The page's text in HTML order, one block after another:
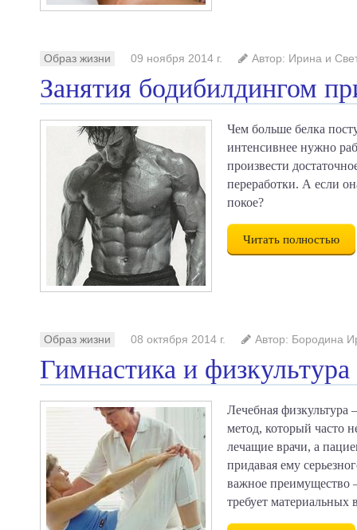
Образ жизни 09 ноября 2014 г. Автор: Ирина и
Занятия бодибилдингом
Чем больше белка
интенсивнее нужно
произвести
переработки. А если
покое?
Читать полностью
Образ жизни 08 октября 2014 г. Автор: Бородина
Гимнастика и
Лечебная физкультура
метод, который часто
лечащие врачи, а
придавая ему
важное преимущество
требует материальных